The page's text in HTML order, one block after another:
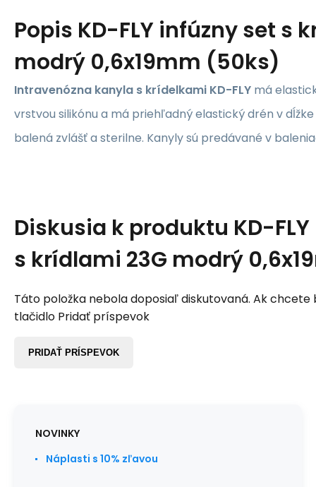
Popis KD-FLY infúzny set s
modrý 0,6x19mm (50ks)
Intravenózna kanyla s krídelkami KD-FLY má
vrstvou silikónu a má priehľadný elastický drén v dĺžke
balená zvlášť a sterilne. Kanyly sú predávané v
Diskusia k produktu KD-
s krídlami 23G modrý
Táto položka nebola doposiaľ diskutovaná. Ak chcete
tlačidlo Pridať príspevok
PRIDAŤ PRÍSPEVOK
NOVINKY
Náplasti s 10% zľavou